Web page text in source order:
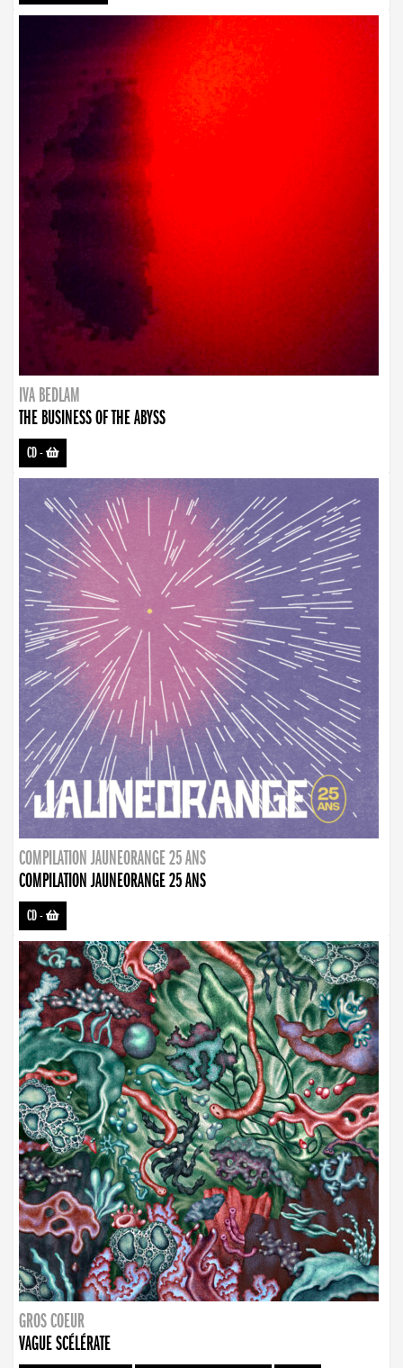
IVA BEDLAM
THE BUSINESS OF THE ABYSS
CD-
COMPILATION JAUNEORANGE 25 ANS
COMPILATION JAUNEORANGE 25 ANS
CD-
GROS COEUR
VAGUE SCÉLÉRATE